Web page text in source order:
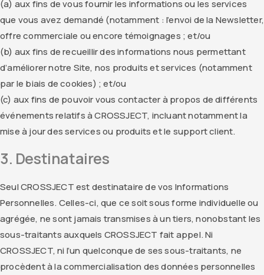
(a) aux fins de vous fournir les informations ou les services
que vous avez demandé (notamment : l’envoi de la Newsletter,
offre commerciale ou encore témoignages ; et/ou
(b) aux fins de recueillir des informations nous permettant
d’améliorer notre Site, nos produits et services (notamment
par le biais de cookies) ; et/ou
(c) aux fins de pouvoir vous contacter à propos de différents
événements relatifs à CROSSJECT, incluant notamment la
mise à jour des services ou produits et le support client.
3. Destinataires
Seul CROSSJECT est destinataire de vos Informations
Personnelles. Celles-ci, que ce soit sous forme individuelle ou
agrégée, ne sont jamais transmises à un tiers, nonobstant les
sous-traitants auxquels CROSSJECT fait appel. Ni
CROSSJECT, ni l’un quelconque de ses sous-traitants, ne
procèdent à la commercialisation des données personnelles